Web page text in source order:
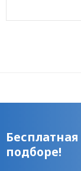
подборе!